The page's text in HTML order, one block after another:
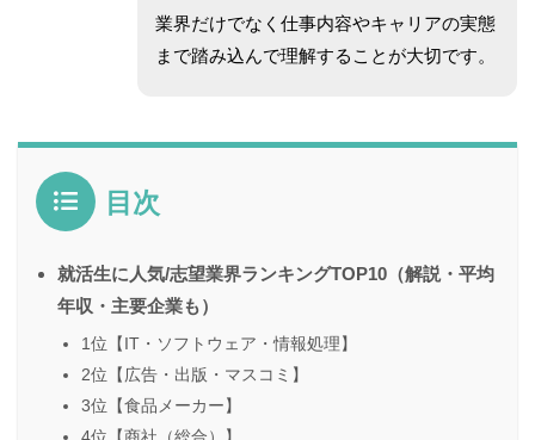
業界だけでなく仕事内容やキャリアの実態
まで踏み込んで理解することが大切です。
目次
就活生に人気/志望業界ランキングTOP10（解説・平均
年収・主要企業も）
1位【IT・ソフトウェア・情報処理】
2位【広告・出版・マスコミ】
3位【食品メーカー】